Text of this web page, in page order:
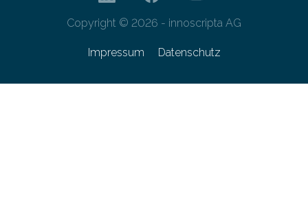
Copyright © 2026 - innoscripta AG
Impressum Datenschutz